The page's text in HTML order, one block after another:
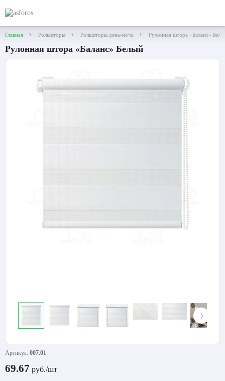
Главная Рольшторы Рольшторы день-ночь Рулонная штора «Баланс»
Рулонная штора «Баланс» Белый
Артикул: 007.01
69.67 руб./шт